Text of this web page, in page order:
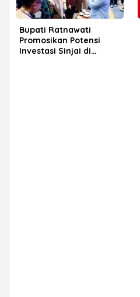
Bupati Ratnawati
Promosikan Potensi
Investasi Sinjai di